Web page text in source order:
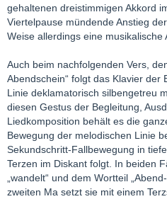
gehaltenen dreistimmigen Akkord
Viertelpause mündende Anstieg
Weise allerdings eine musikalische
Auch beim nachfolgenden Vers,
Abendschein“ folgt das Klavier der
Linie deklamatorisch silbengetreu
diesen Gestus der Begleitung,
Liedkomposition behält es die
Bewegung der melodischen Linie
Sekundschritt-Fallbewegung in
Terzen im Diskant folgt. In beiden
„wandelt“ und dem Wortteil
zweiten Ma setzt sie mit einem